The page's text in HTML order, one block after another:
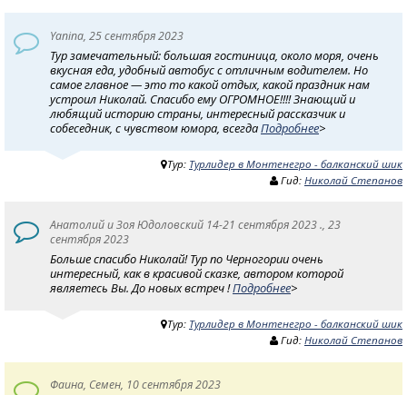
Yanina, 25 сентября 2023
Тур замечательный: большая гостиница, около моря, очень
вкусная еда, удобный автобус с отличным водителем. Но
самое главное — это то какой отдых, какой праздник нам
устроил Николай. Спасибо ему ОГРОМНОЕ!!!! Знающий и
любящий историю страны, интересный рассказчик и
собеседник, с чувством юмора, всегдаПодробнее>
Тур: Турлидер в Монтенегро - балканский шик
Гид: Николай Степанов
Анатолий и Зоя Юдоловский 14-21 сентября 2023 ., 23
сентября 2023
Больше спасибо Николай! Тур по Черногории очень
интересный, как в красивой сказке, автором которой
являетесь Вы. До новых встреч !Подробнее>
Тур: Турлидер в Монтенегро - балканский шик
Гид: Николай Степанов
Фаина, Семен, 10 сентября 2023